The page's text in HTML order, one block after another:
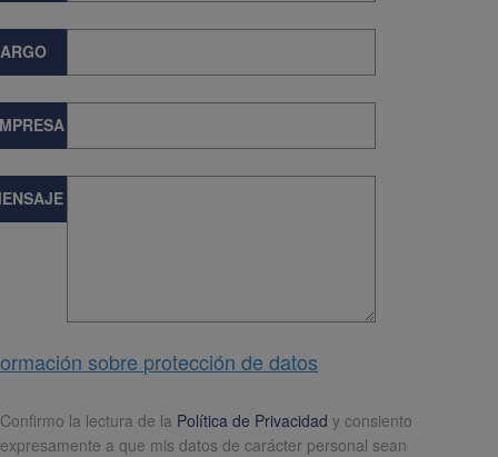
sobre protección de datos
Confirmo la lectura de la Política de Privacidad y consiento
expresamente a que mis datos de carácter personal sean